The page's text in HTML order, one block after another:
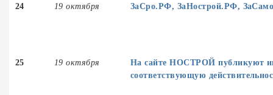
24 19 октября ЗаСро.РФ, ЗаНострой.РФ,
25 19 октября
На сайте НОСТРОЙ публикуют
соответствующую